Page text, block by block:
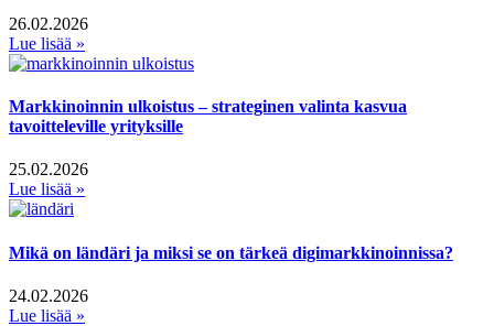
26.02.2026
Lue lisää »
Markkinoinnin ulkoistus – strateginen valinta kasvua
tavoitteleville yrityksille
25.02.2026
Lue lisää »
Mikä on ländäri ja miksi se on tärkeä digimarkkinoinnissa?
24.02.2026
Lue lisää »